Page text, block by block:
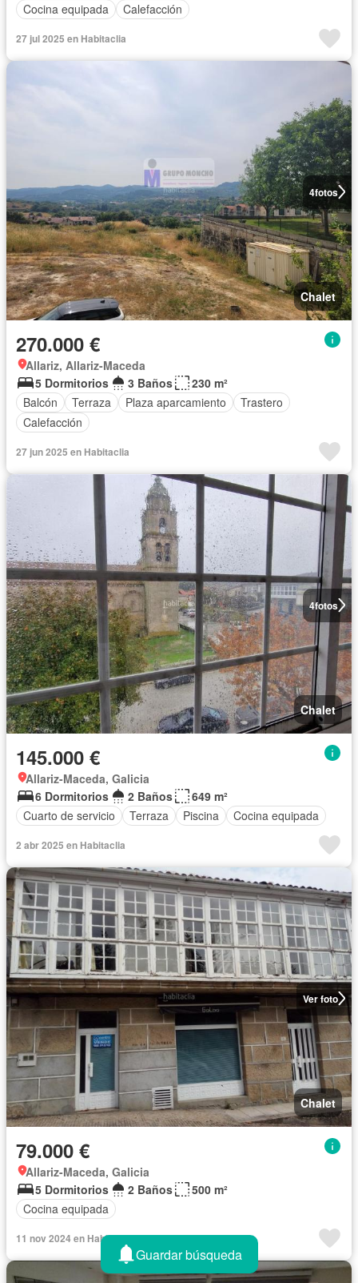
Cocina equipada
Calefacción
27 jul 2025 en Habitaclia
4fotos
Chalet
270.000 €
Allariz, Allariz-Maceda
5 Dormitorios
3 Baños
230 m²
Balcón
Terraza Plaza aparcamiento
Trastero
Calefacción
27 jun 2025 en Habitaclia
4fotos
Chalet
145.000 €
Allariz-Maceda, Galicia
6 Dormitorios
2 Baños
649 m²
Cuarto de servicio
Terraza Piscina Cocina equipada
2 abr 2025 en Habitaclia
Ver foto
Chalet
79.000 €
Allariz-Maceda, Galicia
5 Dormitorios
2 Baños
500 m²
Cocina equipada
11 nov 2024 en Habitaclia
Guardar búsqueda